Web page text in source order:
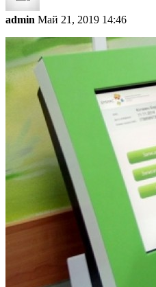
admin Май 21, 2019 14:46